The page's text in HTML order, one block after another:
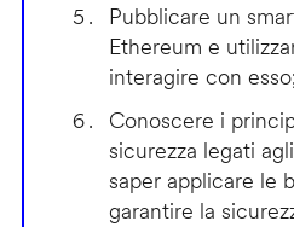
Pubblicare un
Ethereum e
interagire con esso;
Conoscere i
sicurezza legati
saper applicare le
garantire la